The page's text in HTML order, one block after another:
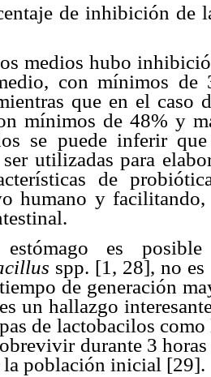
de inhibición de
medios hubo
con mínimos
que en el caso
mínimos de 48% y
se puede inferir
utilizadas para
de
humano y
es posible
spp. [1, 28], no es
de generación
un hallazgo
de lactobacilos
durante 3
la población inicial [29].